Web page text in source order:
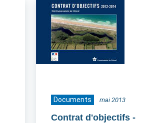
Documents mai 2013
Contrat d'objectifs -